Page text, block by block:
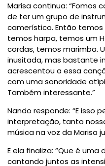
Marisa continua: “Fomos
de ter um grupo de
camerístico. Então
temos harpa, temos um
cordas, temos marimba.
inusitada, mas bastante
acrescentou a essa
com uma sonoridade
Também interessante.”
Nando responde: “E isso
interpretação, tanto
música na voz da Marisa
E ela finaliza: “Que é uma
cantando juntos as